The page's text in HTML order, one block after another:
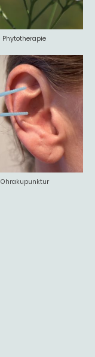
Phytotherapie
Ohrakupunktur